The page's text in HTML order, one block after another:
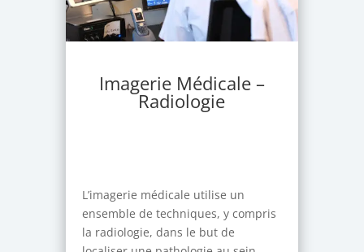
Imagerie Médicale –
Radiologie
L’imagerie médicale utilise un
ensemble de techniques, y compris
la radiologie, dans le but de